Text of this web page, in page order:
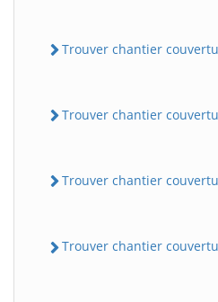
Trouver chantier
Trouver chantier
Trouver chantier
Trouver chantier